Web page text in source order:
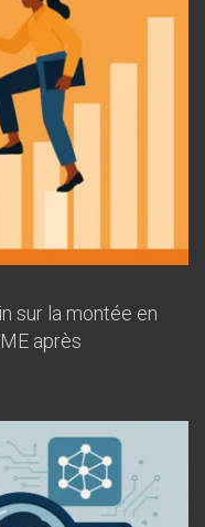
sur la montée en
après